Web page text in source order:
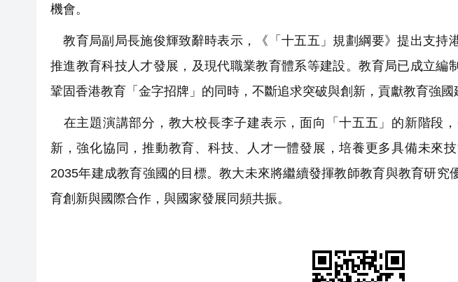
機會。
教育局副局長施俊輝致辭時表示，《「十五五」規劃綱要》提出支持
推進教育科技人才發展，及現代職業教育體系等建設。教育局已成立編
鞏固香港教育「金字招牌」的同時，不斷追求突破與創新，貢獻教育強國
在主題演講部分，教大校長李子建表示，面向「十五五」的新階段
新，強化協同，推動教育、科技、人才一體發展，培養更多具備未來
2035年建成教育強國的目標。教大未來將繼續發揮教師教育與教育研究
育創新與國際合作，與國家發展同頻共振。